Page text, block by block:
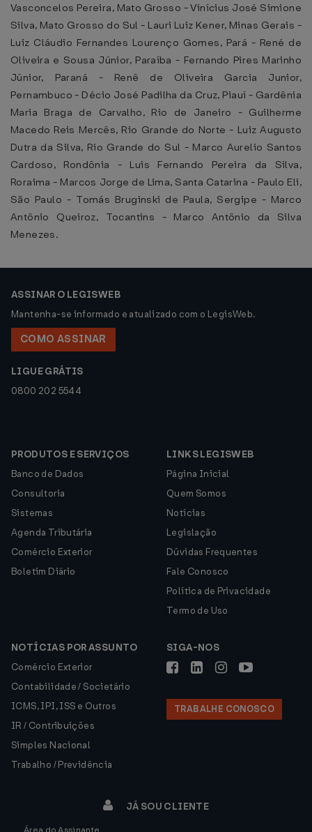
Vasconcelos Pereira, Mato Grosso - Vinícius José Simione
Silva, Mato Grosso do Sul - Lauri Luiz Kener, Minas Gerais -
Luiz Cláudio Fernandes Lourenço Gomes, Pará - René de
Oliveira e Sousa Júnior, Paraíba - Fernando Pires Marinho
Júnior, Paraná - Renê de Oliveira Garcia Junior,
Pernambuco - Décio José Padilha da Cruz, Piauí - Gardênia
Maria Braga de Carvalho, Rio de Janeiro - Guilherme
Macedo Reis Mercês, Rio Grande do Norte - Luiz Augusto
Dutra da Silva, Rio Grande do Sul - Marco Aurelio Santos
Cardoso, Rondônia - Luis Fernando Pereira da Silva,
Roraima - Marcos Jorge de Lima, Santa Catarina - Paulo Eli,
São Paulo - Tomás Bruginski de Paula, Sergipe - Marco
Antônio Queiroz, Tocantins - Marco Antônio da Silva
Menezes.
ASSINAR O LEGISWEB
Mantenha-se informado e atualizado com o LegisWeb.
COMO ASSINAR
LIGUE GRÁTIS
0800 202 5544
PRODUTOS E SERVIÇOS
Banco de Dados
Consultoria
Sistemas
Agenda Tributária
Comércio Exterior
Boletim Diário
LINKS LEGISWEB
Página Inicial
Quem Somos
Notícias
Legislação
Dúvidas Frequentes
Fale Conosco
Política de Privacidade
Termo de Uso
NOTÍCIAS POR ASSUNTO
Comércio Exterior
Contabilidade / Societário
ICMS, IPI, ISS e Outros
IR / Contribuições
Simples Nacional
Trabalho / Previdência
SIGA-NOS
TRABALHE CONOSCO
JÁ SOU CLIENTE